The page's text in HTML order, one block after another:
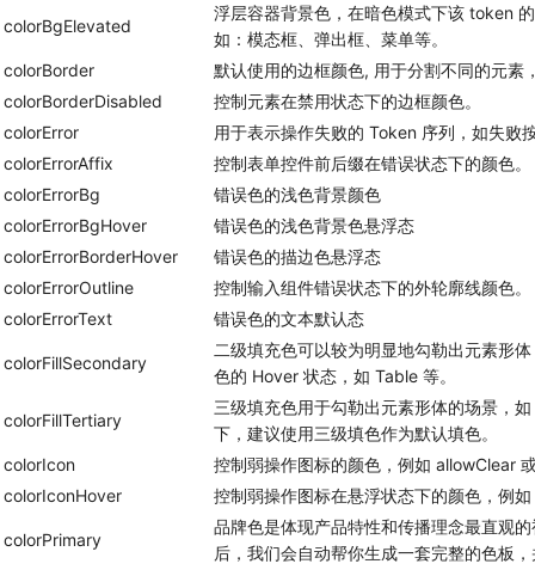
colorBgElevated
浮层容器背景色，在暗色模式下该 token
如：模态框、弹出框、菜单等。
colorBorder
默认使用的边框颜色, 用于分割不同的元素
colorBorderDisabled
控制元素在禁用状态下的边框颜色。
colorError
用于表示操作失败的 Token 序列，如失败
colorErrorAffix
控制表单控件前后缀在错误状态下的颜色。
colorErrorBg
错误色的浅色背景颜色
colorErrorBgHover
错误色的浅色背景色悬浮态
colorErrorBorderHover
错误色的描边色悬浮态
colorErrorOutline
控制输入组件错误状态下的外轮廓线颜色。
colorErrorText
错误色的文本默认态
colorFillSecondary
二级填充色可以较为明显地勾勒出元素形
色的 Hover 状态，如 Table 等。
colorFillTertiary
三级填充色用于勾勒出元素形体的场景，
下，建议使用三级填色作为默认填色。
colorIcon
控制弱操作图标的颜色，例如 allowClear
colorIconHover
控制弱操作图标在悬浮状态下的颜色，例
colorPrimary
品牌色是体现产品特性和传播理念最直观
后，我们会自动帮你生成一套完整的色板